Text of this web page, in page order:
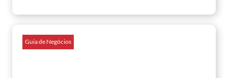
Guia de Negócios